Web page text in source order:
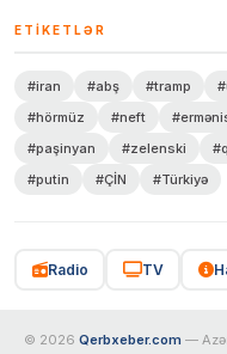
ETIKETLƏR
#iran #abş #tramp
#hörmüz
#neft
#paşinyan
#zelenski
#putin
#ÇİN #Türkiyə
Radio TV
© 2026 Qerbxeber.com —